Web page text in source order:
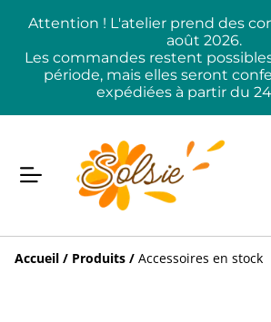
Attention ! L'atelier prend des
août 2026.
Les commandes restent
période, mais elles seront
expédiées à partir du
Accueil / Produits / Accessoires en stock